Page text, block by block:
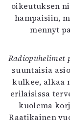
oikeutuksen
hampaisiin,
mennyt
Radiopuhelimet
suuntaisia
kulkee, alkaa
erilaisissa
kuolema
Raatikainen